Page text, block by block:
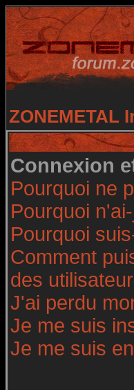
ZONEMETAL
Connexion
Pourquoi ne
Pourquoi
Pourquoi
Comment
des
J'ai perdu
Je me suis
Je me suis